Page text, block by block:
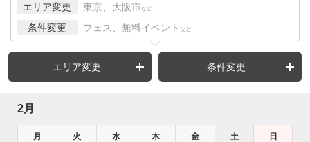
エリア変更 東京、大阪市 など
条件変更 フェス、無料イベント など
エリア変更 条件変更
2月
月 火 水 木 金 土 日